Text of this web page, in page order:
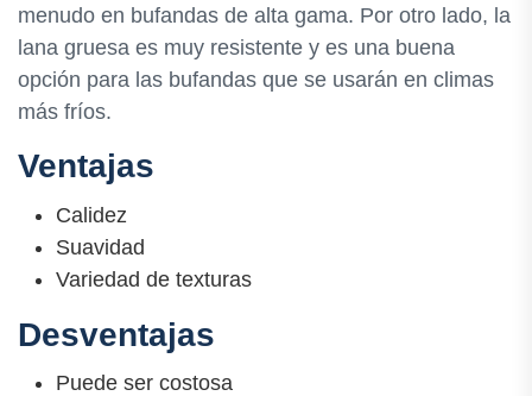
menudo en bufandas de alta gama. Por otro lado, la
lana gruesa es muy resistente y es una buena
opción para las bufandas que se usarán en climas
más fríos.
Ventajas
Calidez
Suavidad
Variedad de texturas
Desventajas
Puede ser costosa